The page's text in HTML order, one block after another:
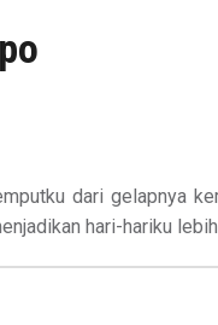
dari gelapnya
hari-hariku lebih